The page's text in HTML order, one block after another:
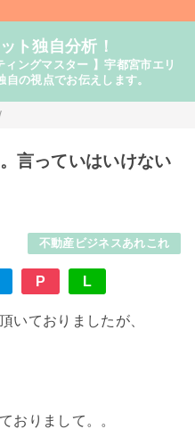
ト独自分析！
ィングマスター 】宇都宮市エリ
の視点でお伝えします。
言っていはいけない
不動産ビジネスあれこれ
P L
いておりましたが、
おりまして。。